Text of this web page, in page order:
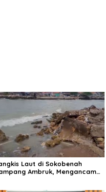
Laut di Sokobenah
Ambruk, Mengancam